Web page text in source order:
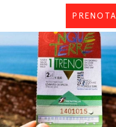
PRENOTA